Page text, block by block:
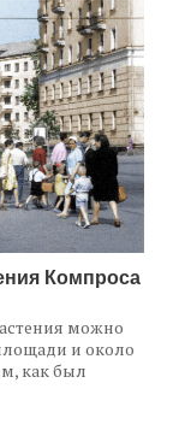
Компроса
можно
и около
как был